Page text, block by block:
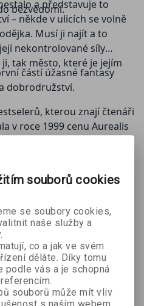
bezvědomí.
a představuje to
– někde v ulicích se volně
Musí ji najít a to
nekontrolované síly
tak město, které je jejím
částí úžasné fantasy
dobrodružství.
kterou znají čtenáři
v roce 1999 cenu Aurealis
VÍCE
souborů cookies
se soubory cookies,
naše služby a
co a jak ve svém
děláte. Díky tomu
podle vás a je schopná
souborů může mít vliv
s naším webem,